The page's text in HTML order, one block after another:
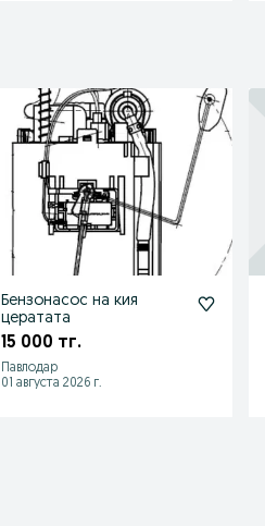
Бензонасос на кия
цератата
15 000 тг.
Павлодар
01 августа 2026 г.